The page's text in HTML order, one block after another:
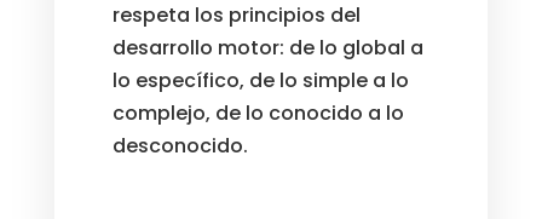
respeta los principios del
desarrollo motor: de lo global a
lo específico, de lo simple a lo
complejo, de lo conocido a lo
desconocido.